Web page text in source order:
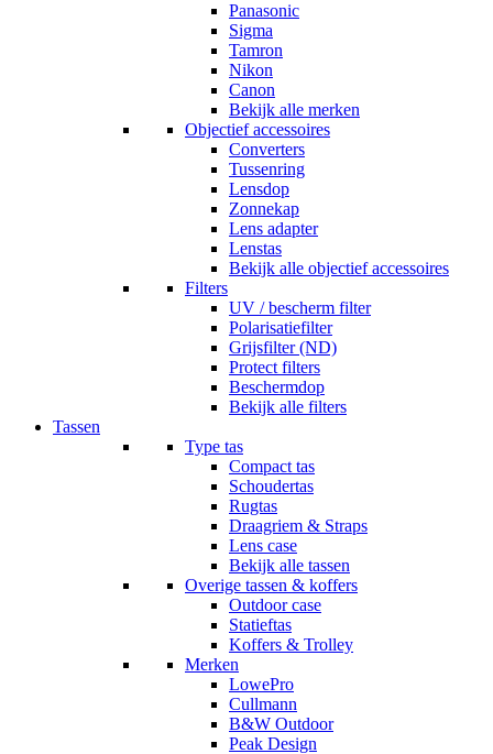
Panasonic
Sigma
Tamron
Nikon
Canon
Bekijk alle merken
Objectief accessoires
Converters
Tussenring
Lensdop
Zonnekap
Lens adapter
Lenstas
Bekijk alle objectief accessoires
Filters
UV / bescherm filter
Polarisatiefilter
Grijsfilter (ND)
Protect filters
Beschermdop
Bekijk alle filters
Tassen
Type tas
Compact tas
Schoudertas
Rugtas
Draagriem & Straps
Lens case
Bekijk alle tassen
Overige tassen & koffers
Outdoor case
Statieftas
Koffers & Trolley
Merken
LowePro
Cullmann
B&W Outdoor
Peak Design